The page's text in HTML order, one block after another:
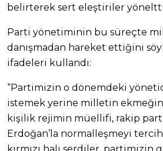
belirterek sert eleştiriler
Parti yönetiminin bu süreçte
danışmadan hareket ettiğini
ifadeleri kullandı:
“Partimizin o dönemdeki
istemek yerine milletin
kişilik rejimin müellifi, rakip
Erdoğan’la normalleşmeyi
kırmızı halı serdiler, partimizin